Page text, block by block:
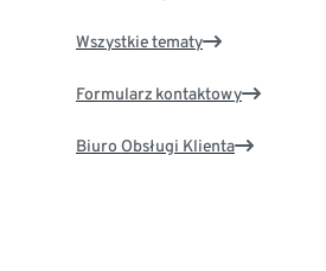
Wszystkie tematy
Formularz kontaktowy
Biuro Obsługi Klienta